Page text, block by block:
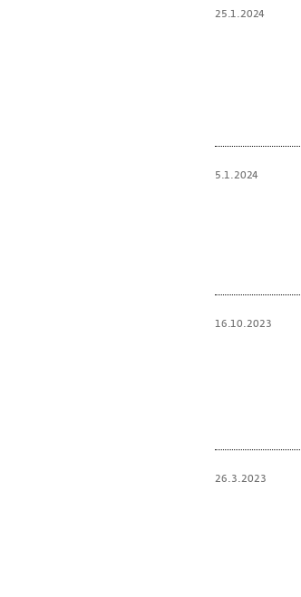
25.1.2024
5.1.2024
16.10.2023
26.3.2023